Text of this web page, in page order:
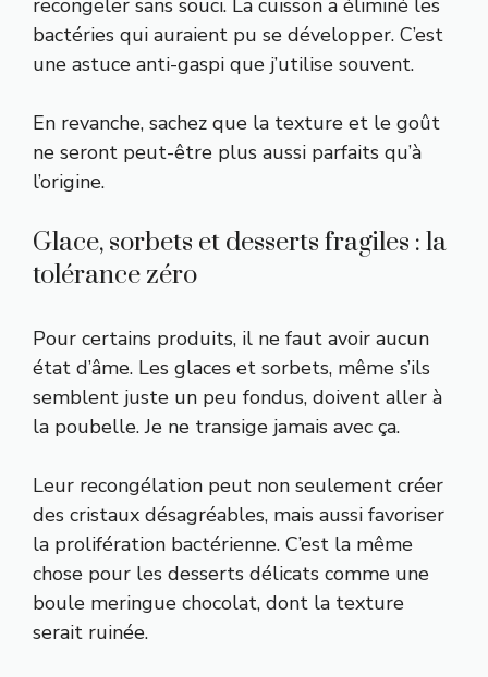
recongeler sans souci. La cuisson a éliminé les
bactéries qui auraient pu se développer. C’est
une astuce anti-gaspi que j’utilise souvent.
En revanche, sachez que la texture et le goût
ne seront peut-être plus aussi parfaits qu’à
l’origine.
Glace, sorbets et desserts fragiles : la
tolérance zéro
Pour certains produits, il ne faut avoir aucun
état d’âme. Les glaces et sorbets, même s’ils
semblent juste un peu fondus, doivent aller à
la poubelle. Je ne transige jamais avec ça.
Leur recongélation peut non seulement créer
des cristaux désagréables, mais aussi favoriser
la prolifération bactérienne. C’est la même
chose pour les desserts délicats comme une
boule meringue chocolat, dont la texture
serait ruinée.